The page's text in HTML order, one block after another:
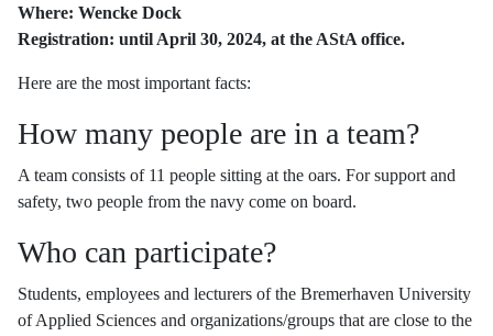
Where: Wencke Dock
Registration: until April 30, 2024, at the AStA office.
Here are the most important facts:
How many people are in a team?
A team consists of 11 people sitting at the oars. For support and
safety, two people from the navy come on board.
Who can participate?
Students, employees and lecturers of the Bremerhaven University
of Applied Sciences and organizations/groups that are close to the